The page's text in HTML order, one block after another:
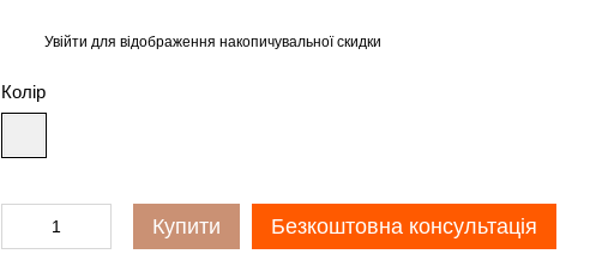
Увійти для відображення накопичувальної скидки
Колір
Купити Безкоштовна консультація